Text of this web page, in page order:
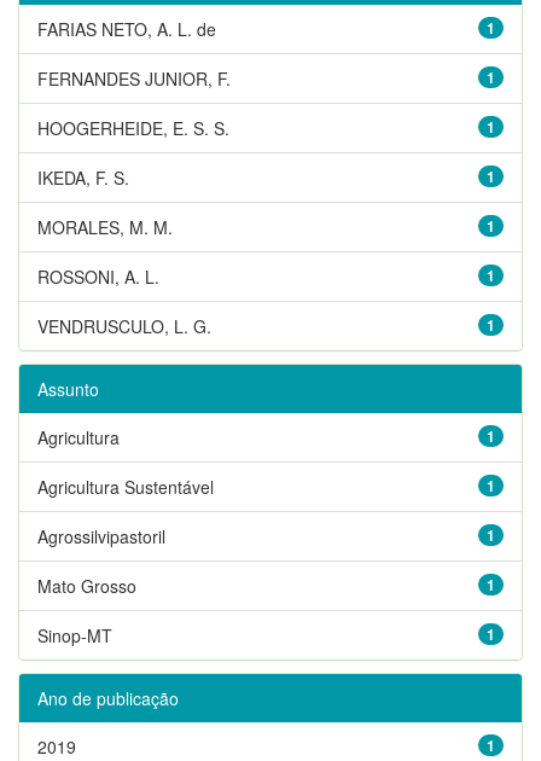
1
FARIAS NETO, A. L. de
1
FERNANDES JUNIOR, F.
1
HOOGERHEIDE, E. S. S.
1
IKEDA, F. S.
1
MORALES, M. M.
1
ROSSONI, A. L.
1
VENDRUSCULO, L. G.
Assunto
1
Agricultura
1
Agricultura Sustentável
1
Agrossilvipastoril
1
Mato Grosso
1
Sinop-MT
Ano de publicação
1
2019